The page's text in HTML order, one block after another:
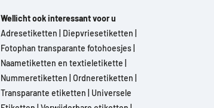
Wellicht ook interessant voor u
Adresetiketten
Diepvriesetiketten
Fotophan transparante fotohoesjes
Naametiketten en textieletikette
Nummeretiketten Ordneretiketten
Transparante etiketten
Universele